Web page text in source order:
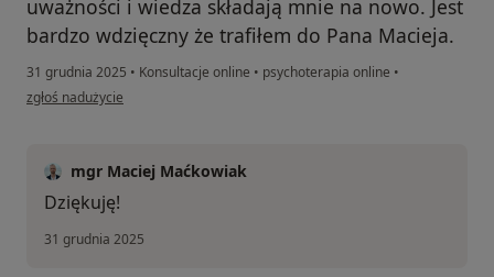
uważności i wiedza składają mnie na nowo. Jest
bardzo wdzięczny że trafiłem do Pana Macieja.
31 grudnia 2025 • Konsultacje online • psychoterapia online •
w opinii użytkownika Adam
zgłoś nadużycie
mgr Maciej Maćkowiak
Dziękuję!
31 grudnia 2025